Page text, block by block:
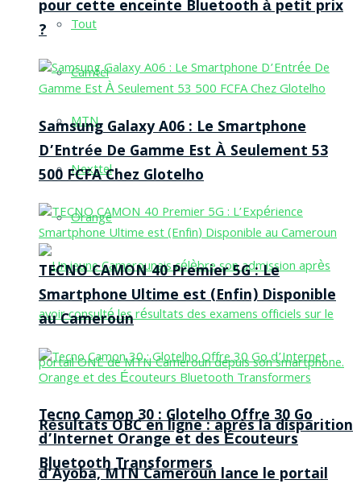
Tout
Camtel
MTN
Nexttel
Orange
Résultats OBC en ligne : après la disparition
d’Ayoba, MTN Cameroun lance le portail
pour cette enceinte Bluetooth à petit prix
?
Samsung Galaxy A06 : Le Smartphone
D’Entrée De Gamme Est À Seulement 53
500 FCFA Chez Glotelho
TECNO CAMON 40 Premier 5G : Le
Smartphone Ultime est (Enfin) Disponible
au Cameroun
Tecno Camon 30 : Glotelho Offre 30 Go
d’Internet Orange et des Écouteurs
Bluetooth Transformers